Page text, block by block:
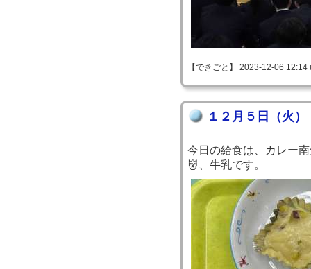
【できごと】 2023-12-06
１２月５日（火）
今日の給食は、カレー
👹、牛乳です。